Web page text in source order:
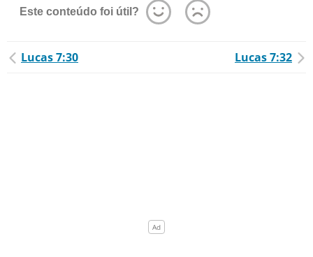
Este conteúdo foi útil?
Lucas 7:30 Lucas 7:32